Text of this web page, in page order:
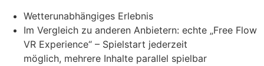
Wetterunabhängiges Erlebnis
Im Vergleich zu anderen Anbietern: echte „Free Flow
VR Experience“ – Spielstart jederzeit
möglich, mehrere Inhalte parallel spielbar